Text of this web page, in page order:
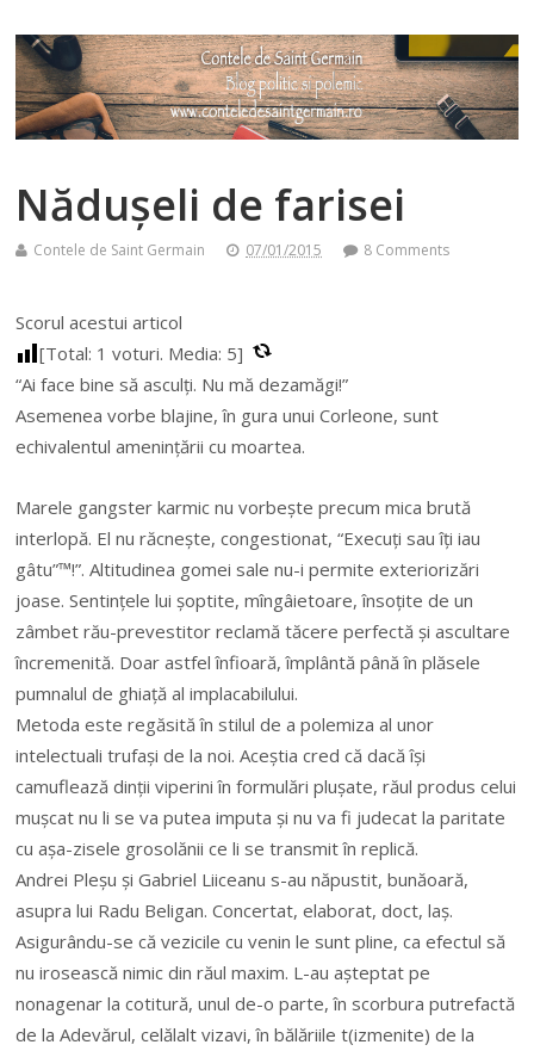
Nădușeli de farisei
Contele de Saint Germain 07/01/2015 8 Comments
Scorul acestui articol
[Total: 1 voturi. Media: 5]
“Ai face bine să asculți. Nu mă dezamăgi!”
Asemenea vorbe blajine, în gura unui Corleone, sunt
echivalentul amenințării cu moartea.
Marele gangster karmic nu vorbește precum mica brută
interlopă. El nu răcnește, congestionat, “Execuți sau îți iau
gâtu”™!”. Altitudinea gomei sale nu-i permite exteriorizări
joase. Sentințele lui șoptite, mîngâietoare, însoțite de un
zâmbet rău-prevestitor reclamă tăcere perfectă și ascultare
încremenită. Doar astfel înfioară, împlântă până în plăsele
pumnalul de ghiață al implacabilului.
Metoda este regăsită în stilul de a polemiza al unor
intelectuali trufași de la noi. Aceștia cred că dacă își
camuflează dinții viperini în formulări plușate, răul produs celui
mușcat nu li se va putea imputa și nu va fi judecat la paritate
cu așa-zisele grosolănii ce li se transmit în replică.
Andrei Pleșu și Gabriel Liiceanu s-au năpustit, bunăoară,
asupra lui Radu Beligan. Concertat, elaborat, doct, laș.
Asigurându-se că vezicile cu venin le sunt pline, ca efectul să
nu irosească nimic din răul maxim. L-au așteptat pe
nonagenar la cotitură, unul de-o parte, în scorbura putrefactă
de la Adevărul, celălalt vizavi, în bălăriile t(izmenite) de la